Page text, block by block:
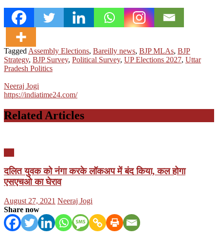
Tagged Assembly Elections, Bareilly news, BJP MLAs, BJP
Strategy, BJP Survey, Political Survey, UP Elections 2027, Uttar
Pradesh Politics
Neeraj Jogi
https://indiatime24.com/
Related Articles
दलित युवक को नंगा करके लॉकअप में बंद किया, कल होगा
एसएचओ का घेराव
Posted
on
August 27, 2021 Author
Neeraj Jogi
Share now